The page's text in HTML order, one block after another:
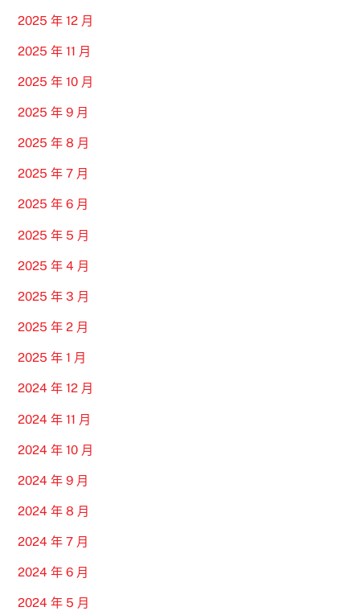
2025 年 12 月
2025 年 11 月
2025 年 10 月
2025 年 9 月
2025 年 8 月
2025 年 7 月
2025 年 6 月
2025 年 5 月
2025 年 4 月
2025 年 3 月
2025 年 2 月
2025 年 1 月
2024 年 12 月
2024 年 11 月
2024 年 10 月
2024 年 9 月
2024 年 8 月
2024 年 7 月
2024 年 6 月
2024 年 5 月